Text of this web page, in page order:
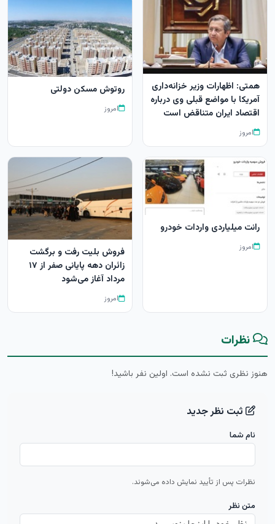
همتی: اظهارات وزیر خزانه‌داری
آمریکا با مواضع قبلی وی درباره
اقتصاد ایران متناقض است
امروز
روتوش مسکن دولتی
امروز
رانت میلیاردی واردات خودرو
امروز
فروش بلیت رفت و برگشت
زائران دهه پایانی صفر از ۱۷
مرداد آغاز می‌شود
امروز
نظرات
هنوز نظری ثبت نشده است. اولین نفر باشید!
ثبت نظر جدید
نام شما
نظرات پس از تأیید نمایش داده می‌شوند.
متن نظر